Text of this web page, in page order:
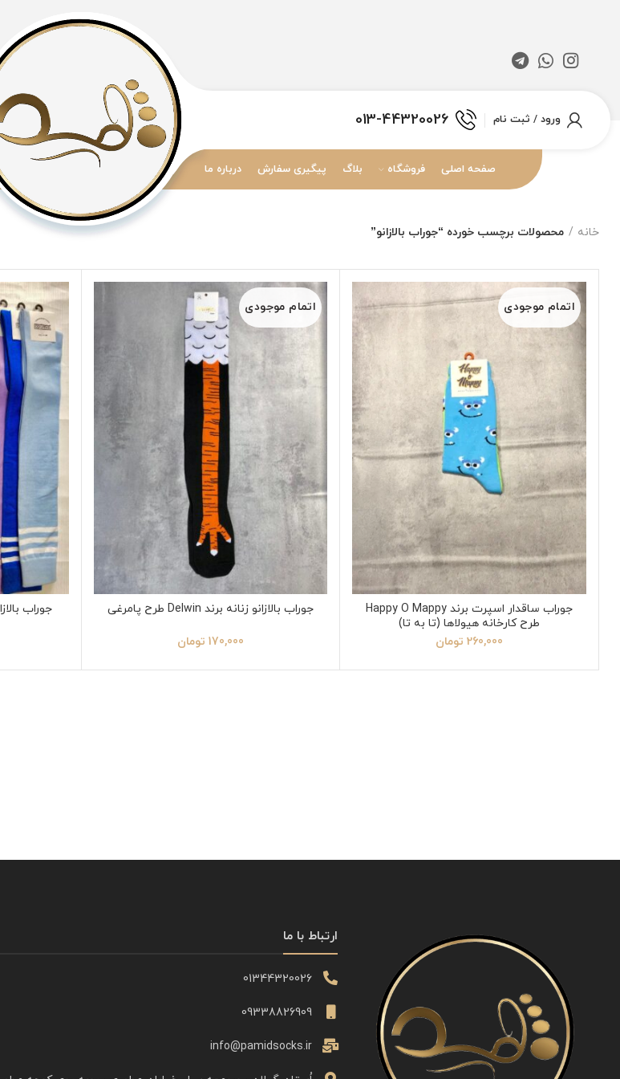
ورود / ثبت نام 013-44320026
صفحه اصلی فروشگاه بلاگ پیگیری سفارش درباره ما
خانه محصولات برچسب خورده “جوراب بالازانو”
اتمام موجودی
جوراب ساقدار اسپرت برند Happy O Mappy
طرح کارخانه هیولاها (تا به تا)
260,000 تومان
اتمام موجودی
جوراب بالازانو زنانه برند Delwin طرح پامرغی
170,000 تومان
ارتباط با ما
01344320026
09338826909
info@pamidsocks.ir